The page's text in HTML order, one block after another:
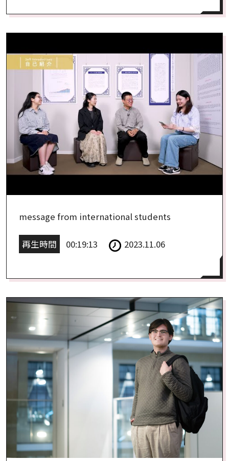
message from international students
再生時間 00:19:13 2023.11.06